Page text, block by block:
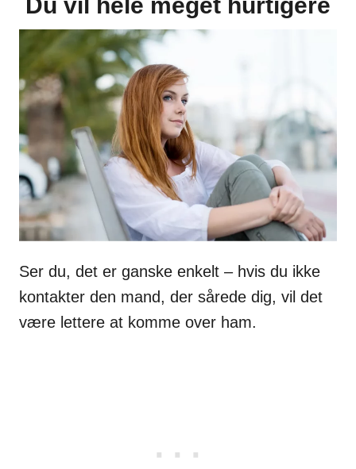
Ser du, det er ganske enkelt – hvis du ikke
kontakter den mand, der sårede dig, vil det
være lettere at komme over ham.